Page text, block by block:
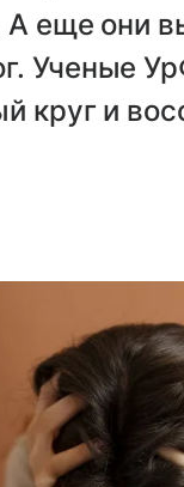
А еще они
Ученые
круг и